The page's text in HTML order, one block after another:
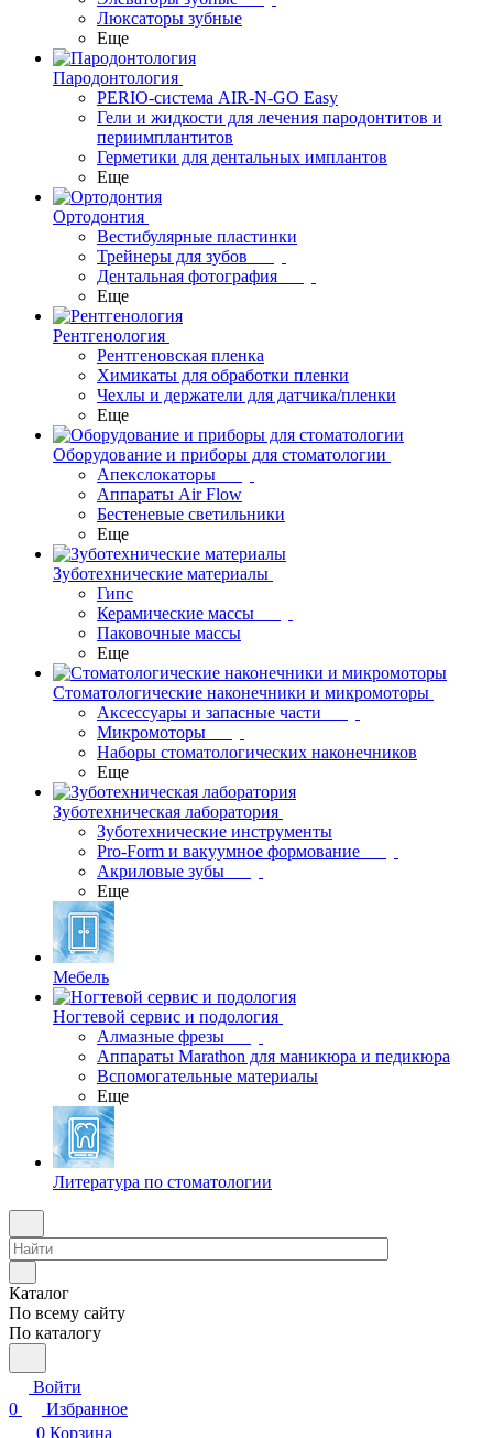
Люксаторы зубные
Еще
Пародонтология
PERIO-система AIR-N-GO Easy
Гели и жидкости для лечения пародонтитов и
периимплантитов
Герметики для дентальных имплантов
Еще
Ортодонтия
Вестибулярные пластинки
Трейнеры для зубов
Дентальная фотография
Еще
Рентгенология
Рентгеновская пленка
Химикаты для обработки пленки
Чехлы и держатели для датчика/пленки
Еще
Оборудование и приборы для стоматологии
Апекслокаторы
Аппараты Air Flow
Бестеневые светильники
Еще
Зуботехнические материалы
Гипс
Керамические массы
Паковочные массы
Еще
Стоматологические наконечники и микромоторы
Аксессуары и запасные части
Микромоторы
Наборы стоматологических наконечников
Еще
Зуботехническая лаборатория
Зуботехнические инструменты
Pro-Form и вакуумное формование
Акриловые зубы
Еще
Мебель
Ногтевой сервис и подология
Алмазные фрезы
Аппараты Marathon для маникюра и педикюра
Вспомогательные материалы
Еще
Литература по стоматологии
Каталог
По всему сайту
По каталогу
Войти
0
Избранное
0 Корзина